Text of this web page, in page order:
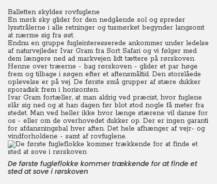
Balletten skyldes rovfuglene
En mørk sky glider for den nedgående sol og spreder
lysstrålerne i alle retninger og tusmørket begynder langsomt
at nærme sig fra øst.
Endnu en gruppe fugleinteresserede ankommer under ledelse
af naturvejleder Ivar Gram fra Sort Safari og vi følger med
dem længere ned ad markvejen lidt tættere på rørskoven.
Henne over træerne - bag rørskoven - glider et par høge
frem og tilbage i søgen efter et aftensmåltid. Den storslåede
oplevelse er på vej. De første små grupper af stære dukker
sporadisk frem i horisonten.
Ivar Gram fortæller, at man aldrig ved præcist, hvor fuglene
slår sig ned og at han dagen før blot stod nogle få meter fra
stedet. Man ved heller ikke hvor længe stærene vil danse for
os - eller om de overhovedet dukker op. Der er ingen garanti
for afdansningsbal hver aften. Det hele afhænger af vejr- og
vindforholdene - samt af rovfuglene.
De første fugleflokke kommer trækkende for at finde et
sted at sove i rørskoven